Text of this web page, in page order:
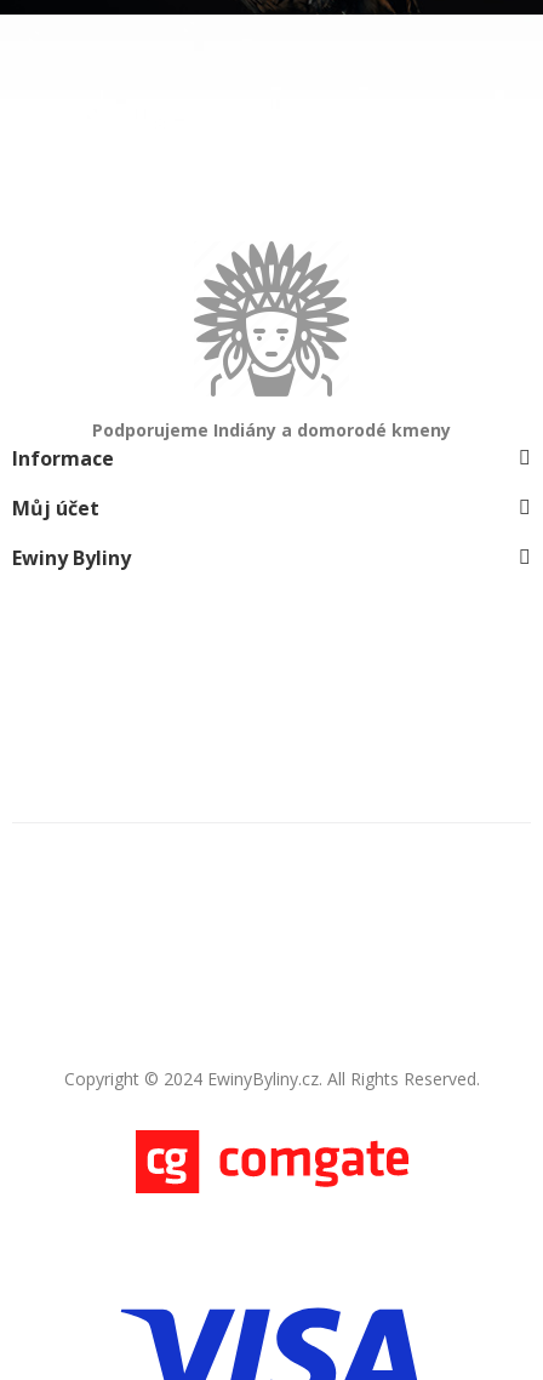
Podporujeme Indiány a domorodé kmeny
Informace
Můj účet
Ewiny Byliny
Copyright © 2024 EwinyByliny.cz. All Rights Reserved.